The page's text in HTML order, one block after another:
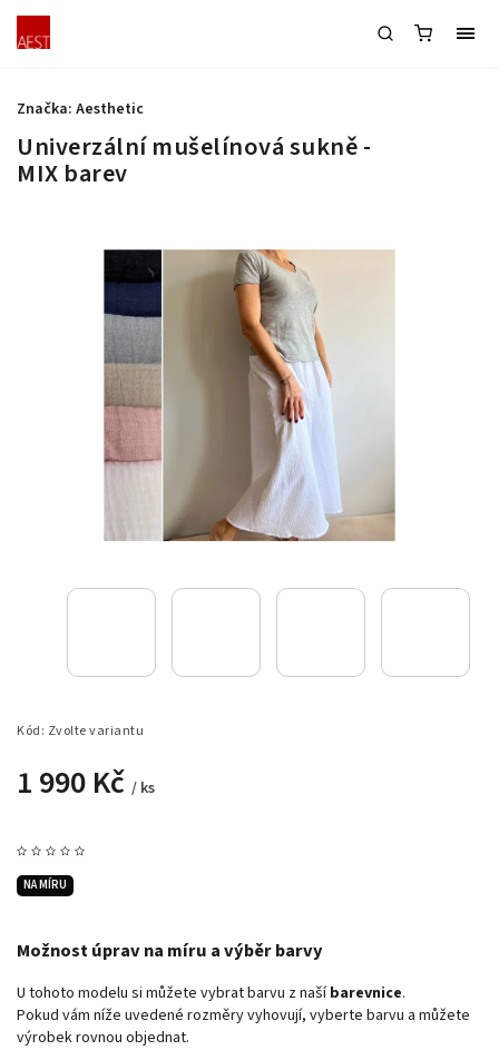
Univerzální mušelínová sukně -
MIX barev
Kód: Zvolte variantu
1 990 Kč / ks
NA MÍRU
Možnost úprav na míru a výběr barvy
U tohoto modelu si můžete vybrat barvu z našíbarevnice.
Pokud vám níže uvedené rozměry vyhovují, vyberte barvu a můžete
výrobek rovnou objednat.
Značka: Aesthetic